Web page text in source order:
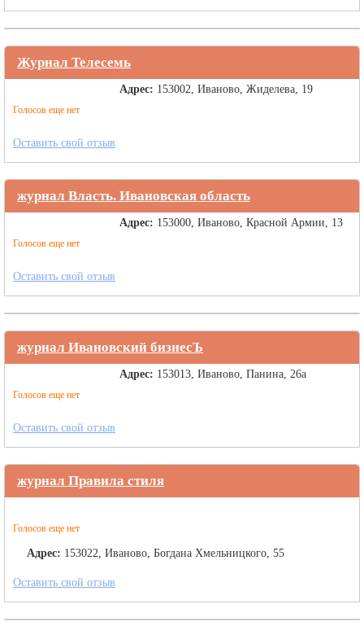
Журнал Телесемь
Голосов еще нет
Адрес: 153002, Иваново, Жиделева, 19
Оставить свой отзыв
журнал Власть. Ивановская область
Голосов еще нет
Адрес: 153000, Иваново, Красной Армии, 13
Оставить свой отзыв
журнал Ивановский бизнесЪ
Голосов еще нет
Адрес: 153013, Иваново, Панина, 26а
Оставить свой отзыв
журнал Правила стиля
Голосов еще нет
Адрес: 153022, Иваново, Богдана Хмельницкого, 55
Оставить свой отзыв